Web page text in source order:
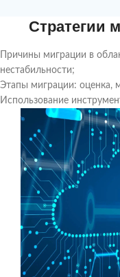
Стратегии
Причины миграции в
нестабильности;
Этапы миграции: оценка,
Использование